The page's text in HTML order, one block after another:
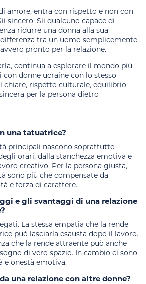
amore, entra con rispetto e non con
sincero. Sii qualcuno capace di
ridurre una donna alla sua
tra un uomo semplicemente
pronto per la relazione.
continua a esplorare il mondo più
con donne ucraine con lo stesso
chiare, rispetto culturale, equilibrio
per la persona dietro
una tatuatrice?
principali nascono soprattutto
orari, dalla stanchezza emotiva e
creativo. Per la persona giusta,
sono più che compensate da
e forza di carattere.
e gli svantaggi di una relazione
La stessa empatia che la rende
può lasciarla esausta dopo il lavoro.
che la rende attraente può anche
di vero spazio. In cambio ci sono
e onestà emotiva.
una relazione con altre donne?